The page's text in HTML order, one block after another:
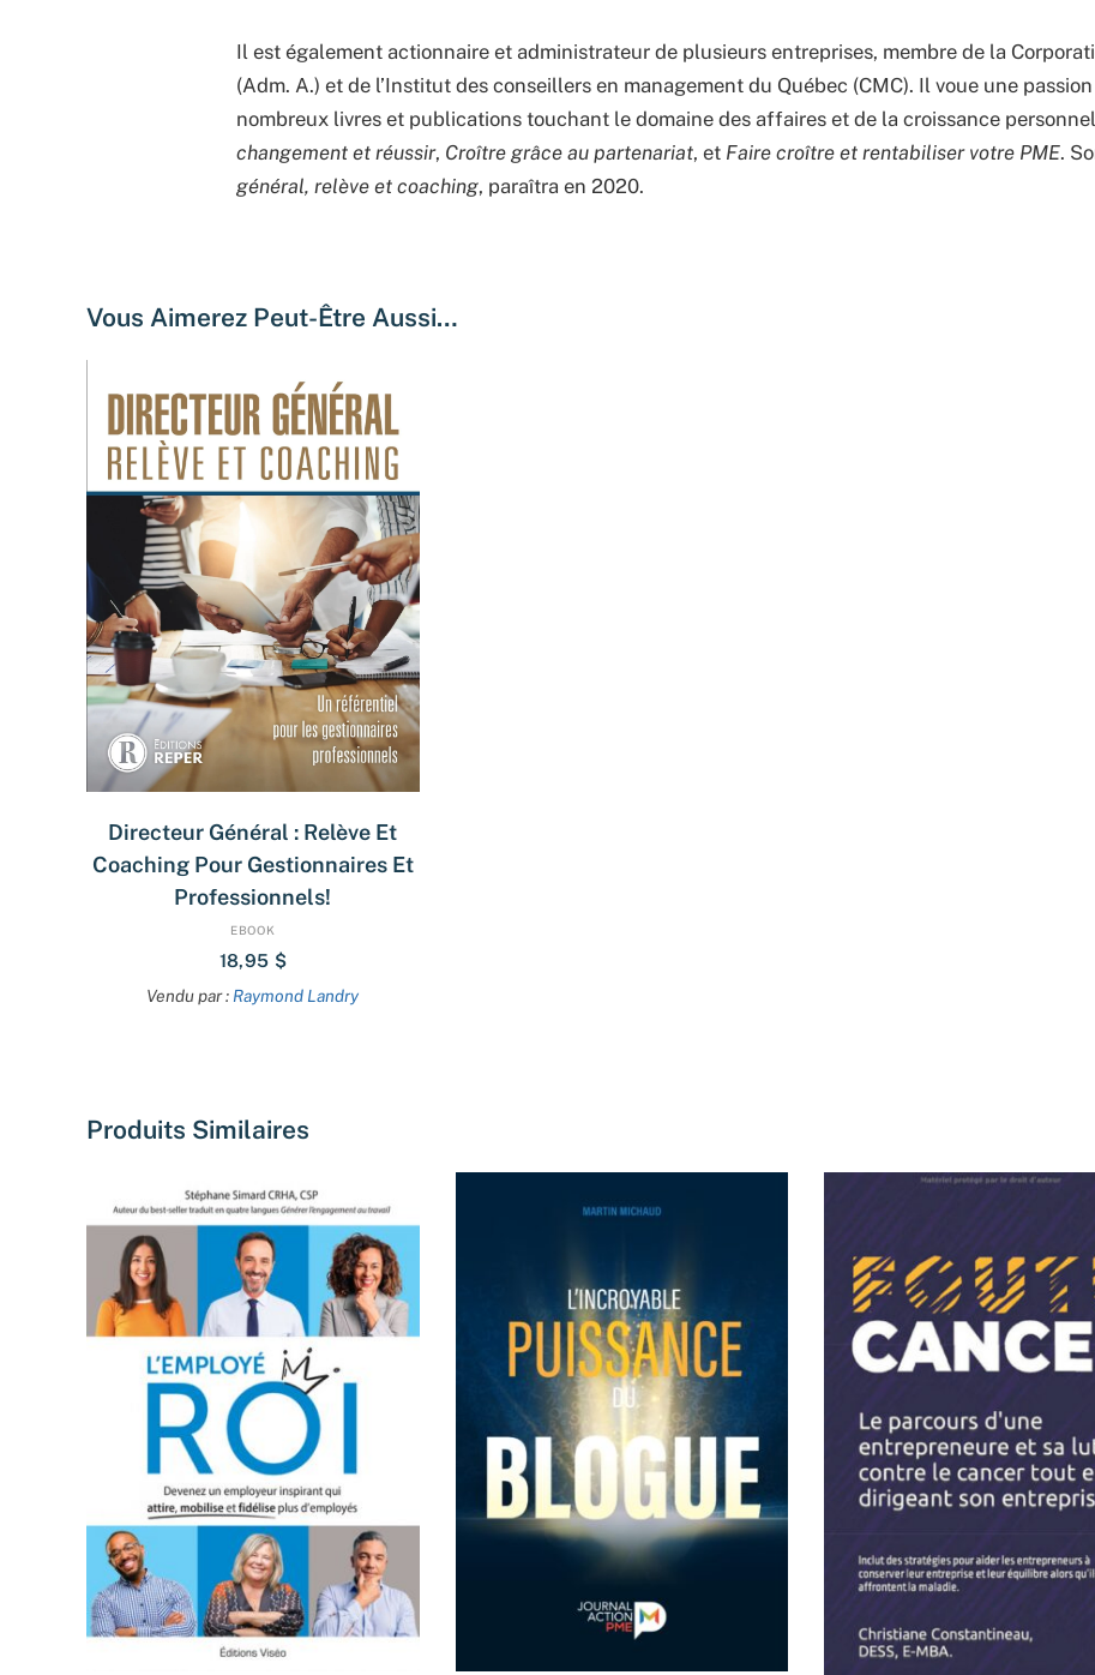
Il est également actionnaire et administrateur de plusieurs entreprises, membre de la
(Adm. A.) et de l’Institut des conseillers en management du Québec (CMC). Il voue une
nombreux livres et publications touchant le domaine des affaires et de la croissance
changement et réussir, Croître grâce au partenariat, et Faire croître et rentabiliser votre PME.
général, relève et coaching, paraîtra en 2020.
Vous Aimerez Peut-Être Aussi…
Directeur Général : Relève Et
Coaching Pour Gestionnaires Et
Professionnels!
EBOOK
18,95 $
Vendu par : Raymond Landry
Produits Similaires